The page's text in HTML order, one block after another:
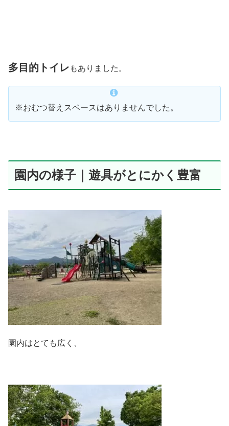
多目的トイレ もありました。
※おむつ替えスペースはありませんでした。
園内の様子｜遊具がとにかく豊富
園内はとても広く、